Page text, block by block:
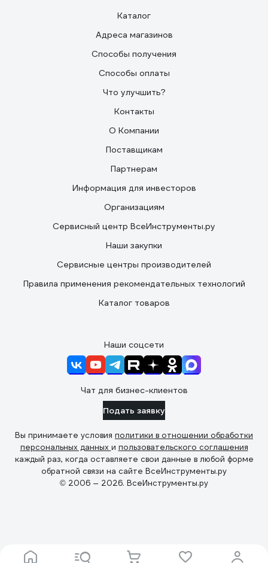
Каталог
Адреса магазинов
Способы получения
Способы оплаты
Что улучшить?
Контакты
О Компании
Поставщикам
Партнерам
Информация для инвесторов
Организациям
Сервисный центр ВсеИнструменты.ру
Наши закупки
Сервисные центры производителей
Правила применения рекомендательных технологий
Каталог товаров
Наши соцсети
Чат для бизнес-клиентов
Подать заявку
Вы принимаете условия политики в отношении обработки
персональных данных и пользовательского соглашения
каждый раз, когда оставляете свои данные в любой форме
обратной связи на сайте ВсеИнструменты.ру
© 2006 — 2026. ВсеИнструменты.ру